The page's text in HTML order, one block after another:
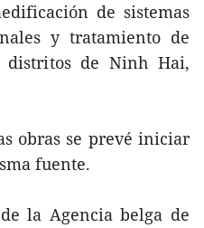
de sistemas
y tratamiento de
distritos de Ninh Hai,
obras se prevé iniciar
fuente.
la Agencia belga de